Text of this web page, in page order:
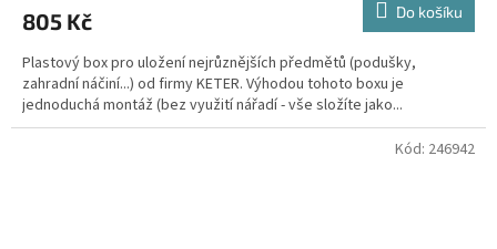
805 Kč Do košíku
Plastový box pro uložení nejrůznějších předmětů (podušky,
zahradní náčiní...) od firmy KETER. Výhodou tohoto boxu je
jednoduchá montáž (bez využití nářadí - vše složíte jako...
Kód: 246942